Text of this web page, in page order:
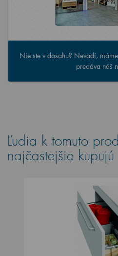
Nie ste v dosahu? Nevadí, máme
predáva náš
Ľudia k tomuto
najčastejšie kupujú